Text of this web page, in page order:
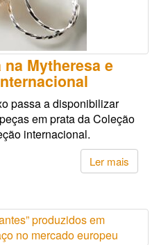
na Mytheresa e
passa a disponibilizar
em prata da Coleção
internacional.
Ler mais